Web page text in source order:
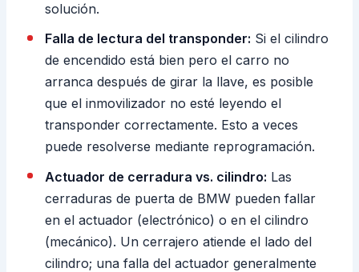
solución.
Falla de lectura del transponder: Si el cilindro
de encendido está bien pero el carro no
arranca después de girar la llave, es posible
que el inmovilizador no esté leyendo el
transponder correctamente. Esto a veces
puede resolverse mediante reprogramación.
Actuador de cerradura vs. cilindro: Las
cerraduras de puerta de BMW pueden fallar
en el actuador (electrónico) o en el cilindro
(mecánico). Un cerrajero atiende el lado del
cilindro; una falla del actuador generalmente